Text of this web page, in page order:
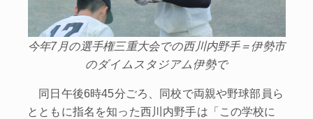
今年7月の選手権三重大会での西川内野手＝伊勢市
のダイムスタジアム伊勢で
同日午後6時45分ごろ、同校で両親や野球部員ら
とともに指名を知った西川内野手は「この学校に